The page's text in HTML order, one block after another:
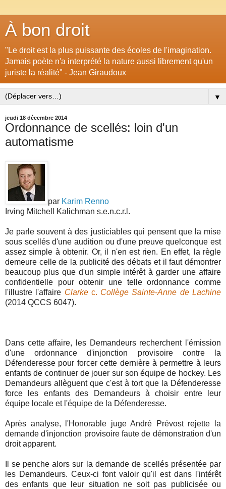
À bon droit
"Le droit est la plus puissante des écoles de l'imagination.
Jamais poète n'a interprété la nature aussi librement qu'un
juriste la réalité" - Jean Giraudoux
▼
jeudi 18 décembre 2014
Ordonnance de scellés: loin d'un
automatisme
par Karim Renno
Irving Mitchell Kalichman s.e.n.c.r.l.
Je parle souvent à des justiciables qui pensent que la mise
sous scellés d'une audition ou d'une preuve quelconque est
assez simple à obtenir. Or, il n'en est rien. En effet, la règle
demeure celle de la publicité des débats et il faut démontrer
beaucoup plus que d'un simple intérêt à garder une affaire
confidentielle pour obtenir une telle ordonnance comme
l'illustre l'affaire Clarkec. Collège Sainte-Anne de Lachine
(2014 QCCS 6047).
Dans cette affaire, les Demandeurs recherchent l'émission
d'une ordonnance d'injonction provisoire contre la
Défenderesse pour forcer cette dernière à permettre à leurs
enfants de continuer de jouer sur son équipe de hockey. Les
Demandeurs allèguent que c'est à tort que la Défenderesse
force les enfants des Demandeurs à choisir entre leur
équipe locale et l'équipe de la Défenderesse.
Après analyse, l'Honorable juge André Prévost rejette la
demande d'injonction provisoire faute de démonstration d'un
droit apparent.
Il se penche alors sur la demande de scellés présentée par
les Demandeurs. Ceux-ci font valoir qu'il est dans l'intérêt
des enfants que leur situation ne soit pas publicisée ou